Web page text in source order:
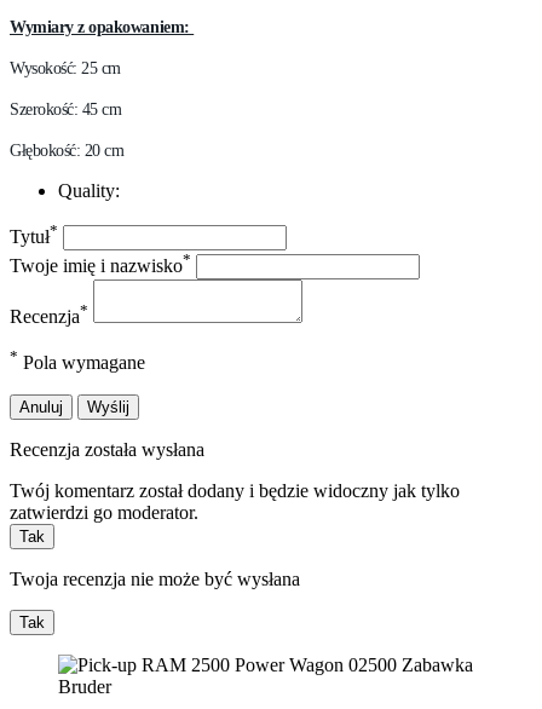
Wymiary z opakowaniem:
Wysokość: 25 cm
Szerokość: 45 cm
Głębokość: 20 cm
Quality:
Tytuł*
Twoje imię i nazwisko*
Recenzja*
* Pola wymagane
Anuluj Wyślij
Recenzja została wysłana
Twój komentarz został dodany i będzie widoczny jak tylko
zatwierdzi go moderator.
Tak
Twoja recenzja nie może być wysłana
Tak